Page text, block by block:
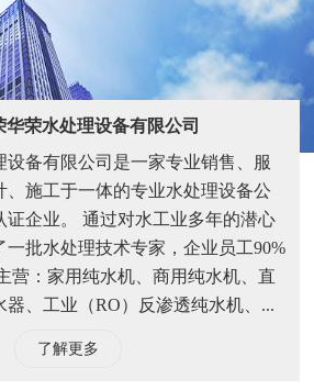
一批水处理技术专家，企业员工90%
营：家用纯水机、商用纯水机、直
、工业（RO）反渗透纯水机、...